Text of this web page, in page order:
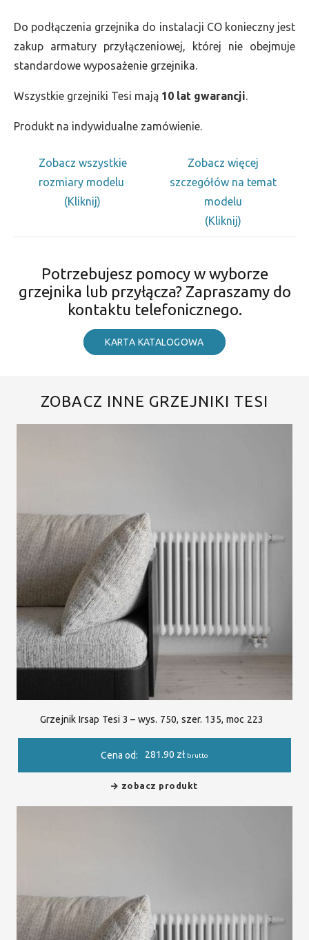
Do podłączenia grzejnika do instalacji CO konieczny jest
zakup armatury przyłączeniowej, której nie obejmuje
standardowe wyposażenie grzejnika.
Wszystkie grzejniki Tesi mają 10 lat gwarancji.
Produkt na indywidualne zamówienie.
Zobacz wszystkie
rozmiary modelu
(Kliknij)
Zobacz więcej
szczegółów na temat
modelu
(Kliknij)
Potrzebujesz pomocy w wyborze
grzejnika lub przyłącza? Zapraszamy do
kontaktu telefonicznego.
KARTA KATALOGOWA
ZOBACZ INNE GRZEJNIKI TESI
Grzejnik Irsap Tesi 3 – wys. 750, szer. 135, moc 223
Cena od: 281.90 zł brutto
zobacz produkt